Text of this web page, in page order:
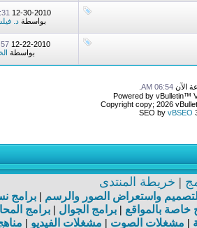
12-30-2010
AM
بواسطة د.
12-22-2010
PM
بواسطة
الآن 06:54 AM
Powered by vBulletin™
Copyright copy; 2026
SEO by vBSEO
| خريطة المنتدى
واستعراض الصور والرسم | برامج
خاصة بالمواقع | برامج الجوال | برامج
| مشغلات الصوت | مشغلات الفيديو |